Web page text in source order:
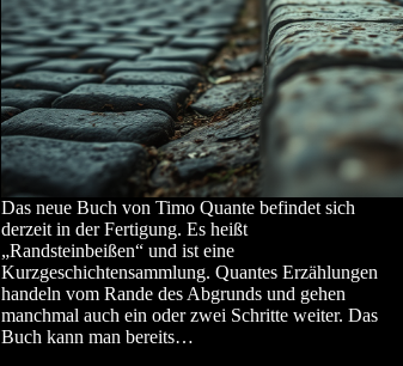
Das neue Buch von Timo Quante befindet sich
derzeit in der Fertigung. Es heißt
„Randsteinbeißen“ und ist eine
Kurzgeschichtensammlung. Quantes Erzählungen
handeln vom Rande des Abgrunds und gehen
manchmal auch ein oder zwei Schritte weiter. Das
Buch kann man bereits…